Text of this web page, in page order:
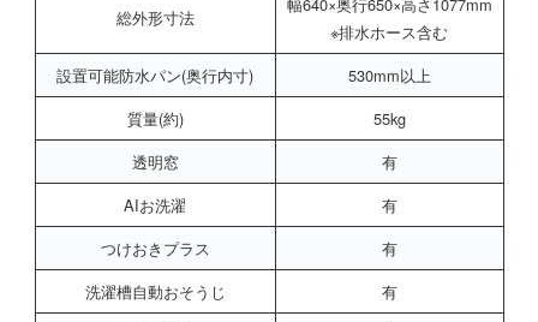
総外形寸法
幅640×奥行650×高さ1077mm
※排水ホース含む
設置可能防水パン(奥行内寸)
530mm以上
質量(約)
55kg
透明窓
有
AIお洗濯
有
つけおきプラス
有
洗濯槽自動おそうじ
有